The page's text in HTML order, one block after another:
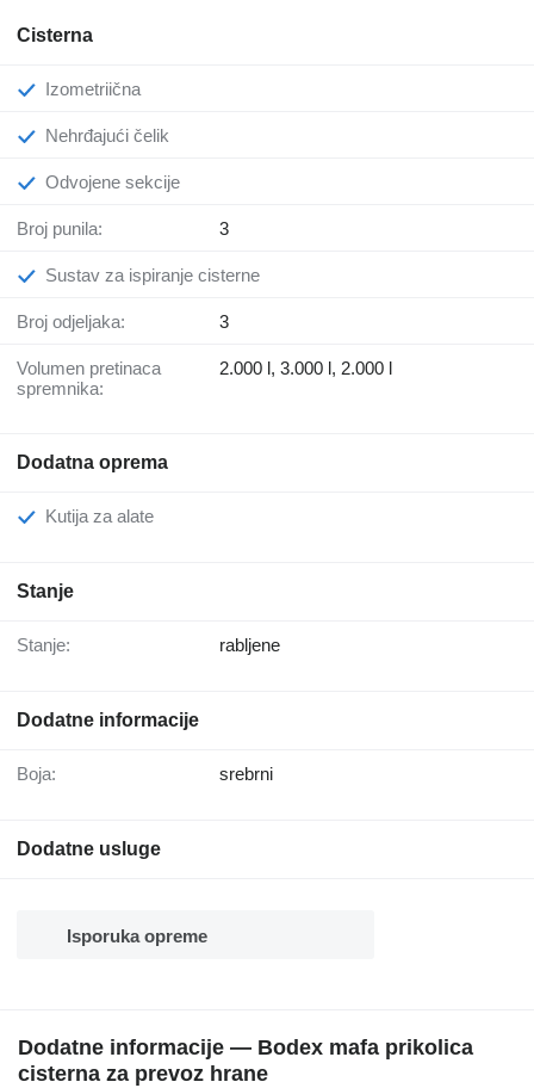
Cisterna
Izometriična
Nehrđajući čelik
Odvojene sekcije
Broj punila: 3
Sustav za ispiranje cisterne
Broj odjeljaka: 3
Volumen pretinaca
spremnika:
2.000 l, 3.000 l, 2.000 l
Dodatna oprema
Kutija za alate
Stanje
Stanje: rabljene
Dodatne informacije
Boja: srebrni
Dodatne usluge
Isporuka opreme
Dodatne informacije — Bodex mafa prikolica
cisterna za prevoz hrane